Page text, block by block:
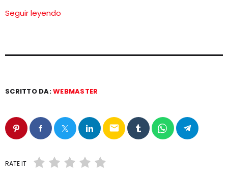
Seguir leyendo
SCRITTO DA:WEBMASTER
email
RATE IT